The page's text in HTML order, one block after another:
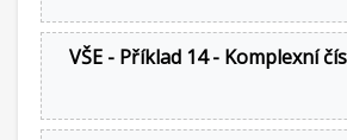
VŠE - Příklad 14 - Komplexní